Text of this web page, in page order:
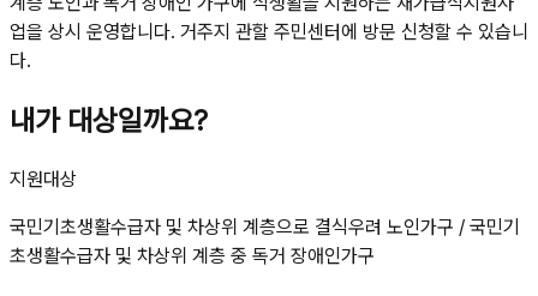
업을 상시 운영합니다. 거주지 관할 주민센터에 방문 신청할 수 있습니
다.
내가 대상일까요?
지원대상
국민기초생활수급자 및 차상위 계층으로 결식우려 노인가구 / 국민기
초생활수급자 및 차상위 계층 중 독거 장애인가구